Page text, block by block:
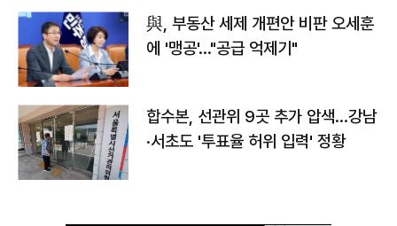
與, 부동산 세제 개편안 비판 오세훈
에 '맹공'…"공급 억제기"
합수본, 선관위 9곳 추가 압색…강남
·서초도 '투표율 허위 입력' 정황